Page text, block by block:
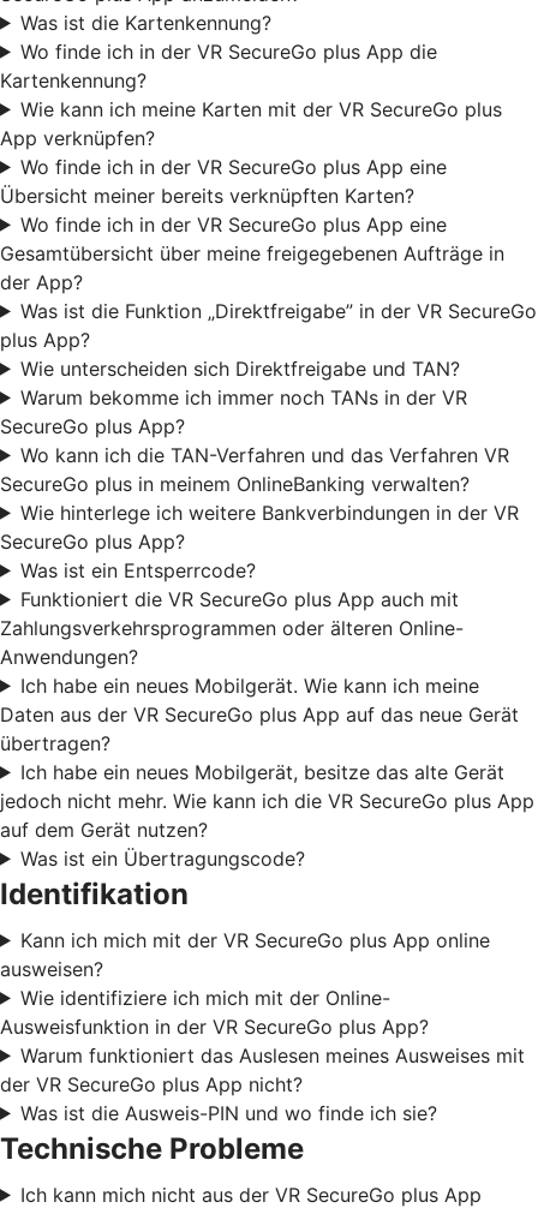
Was ist die Kartenkennung?
Wo finde ich in der VR SecureGo plus App die
Kartenkennung?
Wie kann ich meine Karten mit der VR SecureGo plus
App verknüpfen?
Wo finde ich in der VR SecureGo plus App eine
Übersicht meiner bereits verknüpften Karten?
Wo finde ich in der VR SecureGo plus App eine
Gesamtübersicht über meine freigegebenen Aufträge in
der App?
Was ist die Funktion „Direktfreigabe” in der VR SecureGo
plus App?
Wie unterscheiden sich Direktfreigabe und TAN?
Warum bekomme ich immer noch TANs in der VR
SecureGo plus App?
Wo kann ich die TAN-Verfahren und das Verfahren VR
SecureGo plus in meinem OnlineBanking verwalten?
Wie hinterlege ich weitere Bankverbindungen in der VR
SecureGo plus App?
Was ist ein Entsperrcode?
Funktioniert die VR SecureGo plus App auch mit
Zahlungsverkehrsprogrammen oder älteren Online-
Anwendungen?
Ich habe ein neues Mobilgerät. Wie kann ich meine
Daten aus der VR SecureGo plus App auf das neue Gerät
übertragen?
Ich habe ein neues Mobilgerät, besitze das alte Gerät
jedoch nicht mehr. Wie kann ich die VR SecureGo plus App
auf dem Gerät nutzen?
Was ist ein Übertragungscode?
Identifikation
Kann ich mich mit der VR SecureGo plus App online
ausweisen?
Wie identifiziere ich mich mit der Online-
Ausweisfunktion in der VR SecureGo plus App?
Warum funktioniert das Auslesen meines Ausweises mit
der VR SecureGo plus App nicht?
Was ist die Ausweis-PIN und wo finde ich sie?
Technische Probleme
Ich kann mich nicht aus der VR SecureGo plus App